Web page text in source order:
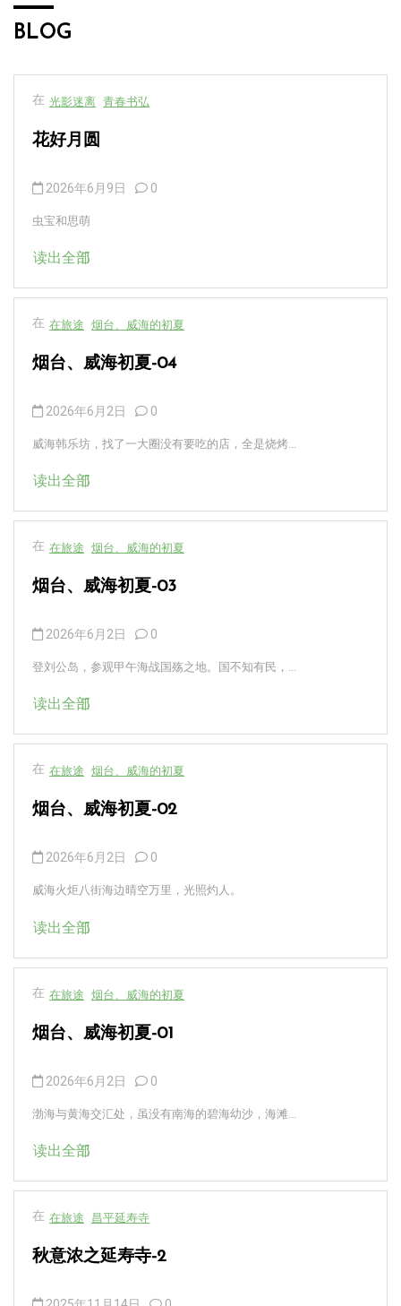
BLOG
在 光影迷离 青春书弘
花好月圆
2026年6月9日 0
虫宝和思萌
读出全部
在 在旅途 烟台、威海的初夏
烟台、威海初夏-04
2026年6月2日 0
威海韩乐坊，找了一大圈没有要吃的店，全是烧烤...
读出全部
在 在旅途 烟台、威海的初夏
烟台、威海初夏-03
2026年6月2日 0
登刘公岛，参观甲午海战国殇之地。国不知有民，...
读出全部
在 在旅途 烟台、威海的初夏
烟台、威海初夏-02
2026年6月2日 0
威海火炬八街海边晴空万里，光照灼人。
读出全部
在 在旅途 烟台、威海的初夏
烟台、威海初夏-01
2026年6月2日 0
渤海与黄海交汇处，虽没有南海的碧海幼沙，海滩...
读出全部
在 在旅途 昌平延寿寺
秋意浓之延寿寺-2